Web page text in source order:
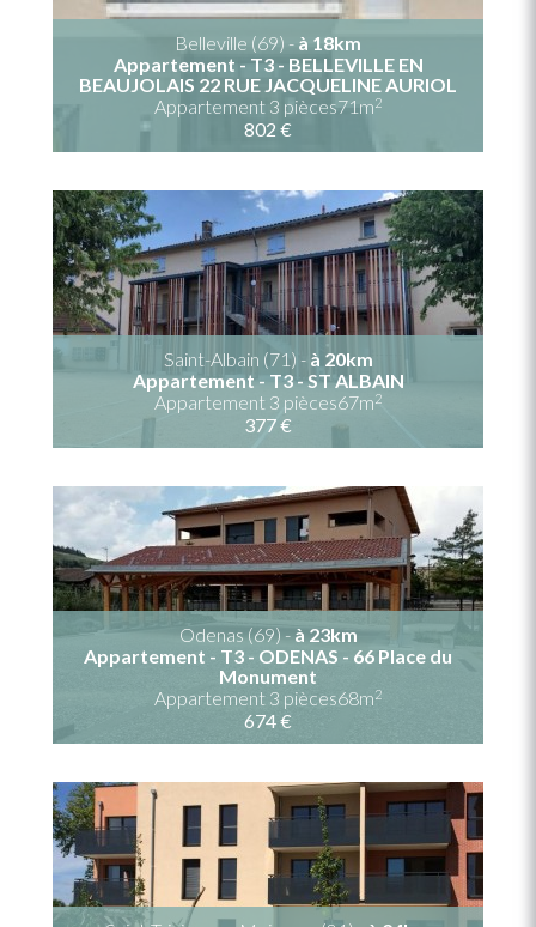
Belleville (69) - à 18km
Appartement - T3 - BELLEVILLE EN
BEAUJOLAIS 22 RUE JACQUELINE AURIOL
Appartement 3 pièces71m2
802 €
Saint-Albain (71) - à 20km
Appartement - T3 - ST ALBAIN
Appartement 3 pièces67m2
377 €
Odenas (69) - à 23km
Appartement - T3 - ODENAS - 66 Place du
Monument
Appartement 3 pièces68m2
674 €